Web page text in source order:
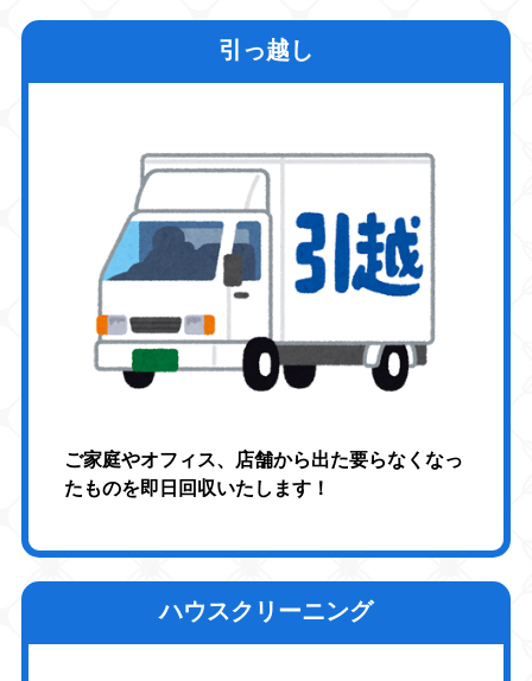
引っ越し
ご家庭やオフィス、店舗から出た要らなくなっ
たものを即日回収いたします！
ハウスクリーニング